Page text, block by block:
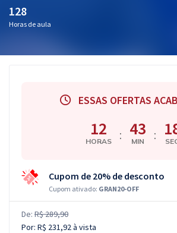
Aprovados
128
Horas de aula
ESSAS OFERTAS
12
HORAS : 43
MIN :
Cupom de 20% de desconto
Cupom ativado: GRAN20-OFF
De: R$ 289,90
Por: R$ 231,92à vista